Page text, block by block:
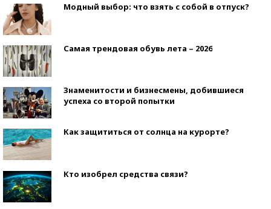
Модный выбор: что взять с собой в отпуск?
Самая трендовая обувь лета – 2026
Знаменитости и бизнесмены, добившиеся
успеха со второй попытки
Как защититься от солнца на курорте?
Кто изобрел средства связи?